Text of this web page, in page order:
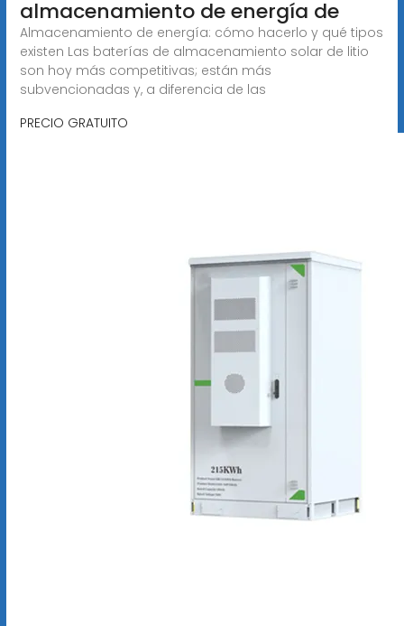
almacenamiento de energía de
Almacenamiento de energía: cómo hacerlo y qué tipos
existen Las baterías de almacenamiento solar de litio
son hoy más competitivas; están más
subvencionadas y, a diferencia de las
PRECIO GRATUITO